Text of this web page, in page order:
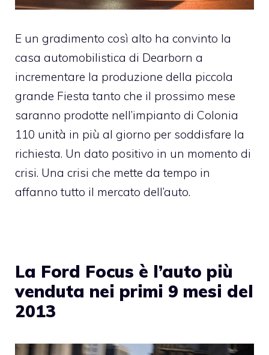
E un gradimento così alto ha convinto la
casa automobilistica di Dearborn a
incrementare la produzione della piccola
grande Fiesta tanto che il prossimo mese
saranno prodotte nell’impianto di Colonia
110 unità in più al giorno per soddisfare la
richiesta. Un dato positivo in un momento di
crisi. Una crisi che mette da tempo in
affanno tutto il mercato dell’auto.
La Ford Focus è l’auto più
venduta nei primi 9 mesi del
2013